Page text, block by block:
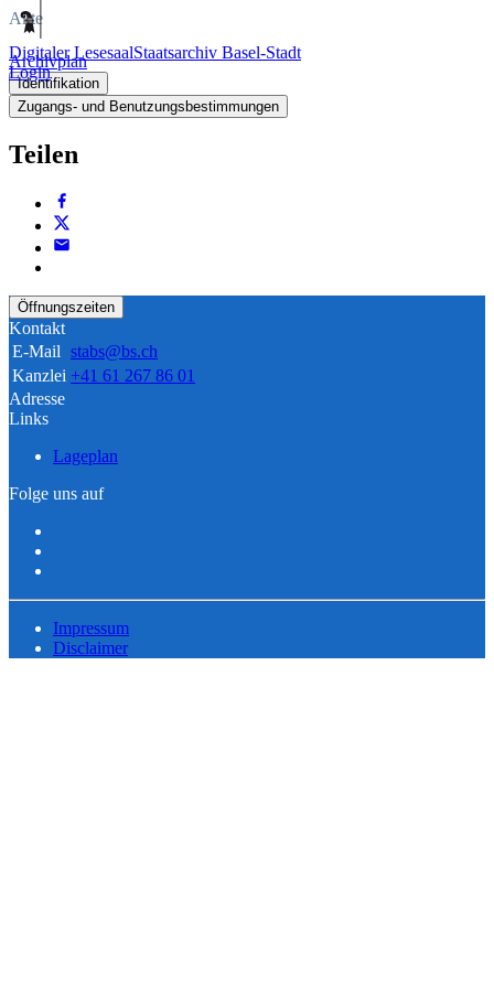
Digitaler LesesaalStaatsarchiv Basel-Stadt
Login
Akte
Archivplan
Identifikation
Zugangs- und Benutzungsbestimmungen
Teilen
Öffnungszeiten
Kontakt
E-Mail stabs@bs.ch
Kanzlei +41 61 267 86 01
Adresse
Links
Lageplan
Folge uns auf
Impressum
Disclaimer